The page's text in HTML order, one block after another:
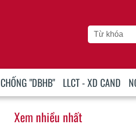
CHỐNG "DBHB" LLCT - XD CAND
Xem nhiều nhất